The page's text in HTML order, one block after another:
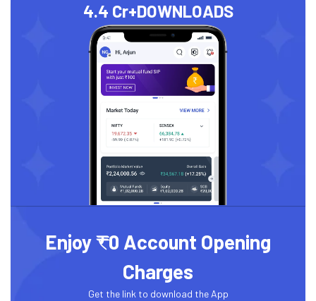
4.4 Cr+DOWNLOADS
Enjoy ₹0 Account Opening
Charges
Get the link to download the App